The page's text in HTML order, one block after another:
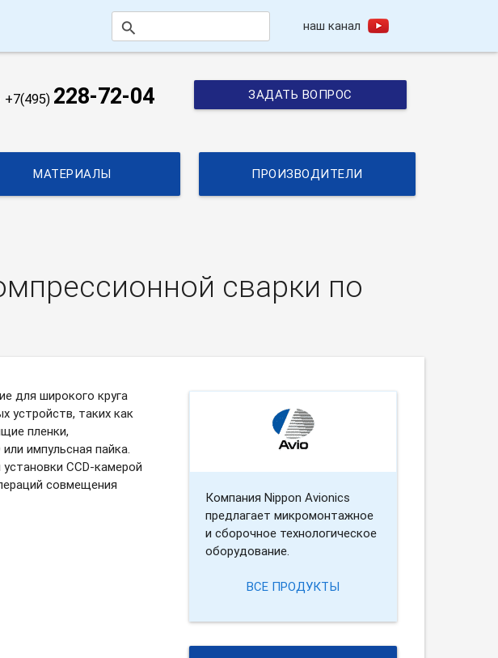
search наш канал
+7(495) 228-72-04 ЗАДАТЬ ВОПРОС
МАТЕРИАЛЫ ПРОИЗВОДИТЕЛИ
сварки по
для широкого круга
устройств, таких как
пленки,
импульсная пайка.
CCD-камерой
совмещения
Компания Nippon Avionics
предлагает микромонтажное
и сборочное технологическое
оборудование.
ВСЕ ПРОДУКТЫ